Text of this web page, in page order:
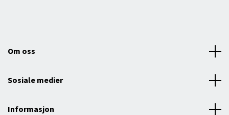
Om oss
Sosiale medier
Informasjon